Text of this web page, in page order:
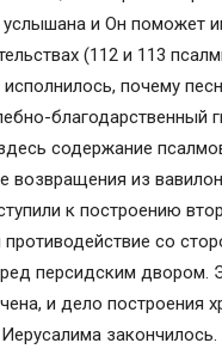
и Он поможет
(112 и 113
почему
благодарственный
содержание
возвращения из
к построению
противодействие со
персидским двором.
и дело построения